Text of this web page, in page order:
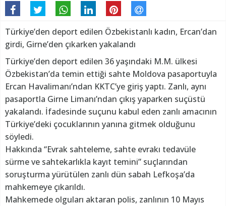
Türkiye’den deport edilen Özbekistanlı kadın, Ercan’dan
girdi, Girne’den çıkarken yakalandı
Türkiye’den deport edilen 36 yaşındaki M.M. ülkesi
Özbekistan’da temin ettiği sahte Moldova pasaportuyla
Ercan Havalimanı’ndan KKTC’ye giriş yaptı. Zanlı, aynı
pasaportla Girne Limanı’ndan çıkış yaparken suçüstü
yakalandı. İfadesinde suçunu kabul eden zanlı amacının
Türkiye’deki çocuklarının yanına gitmek olduğunu
söyledi.
Hakkında “Evrak sahteleme, sahte evrakı tedavüle
sürme ve sahtekarlıkla kayıt temini” suçlarından
soruşturma yürütülen zanlı dün sabah Lefkoşa’da
mahkemeye çıkarıldı.
Mahkemede olguları aktaran polis, zanlının 10 Mayıs